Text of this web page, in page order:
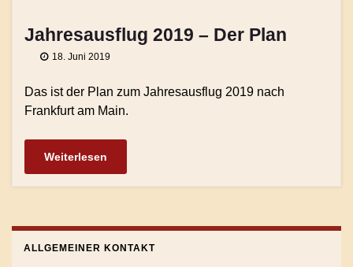
Jahresausflug 2019 – Der Plan
18. Juni 2019
Das ist der Plan zum Jahresausflug 2019 nach
Frankfurt am Main.
Weiterlesen
ALLGEMEINER KONTAKT